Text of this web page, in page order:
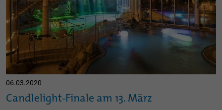
06.03.2020
Candlelight-Finale am 13. März